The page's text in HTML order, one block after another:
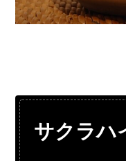
サクラハ